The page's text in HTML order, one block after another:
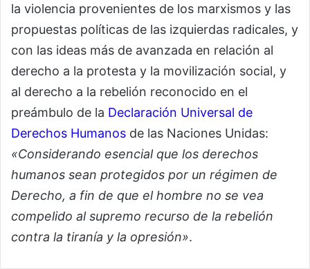
la violencia provenientes de los marxismos y las
propuestas políticas de las izquierdas radicales, y
con las ideas más de avanzada en relación al
derecho a la protesta y la movilización social, y
al derecho a la rebelión reconocido en el
preámbulo de la Declaración Universal de
Derechos Humanos de las Naciones Unidas:
«Considerando esencial que los derechos
humanos sean protegidos por un régimen de
Derecho, a fin de que el hombre no se vea
compelido al supremo recurso de la rebelión
contra la tiranía y la opresión».